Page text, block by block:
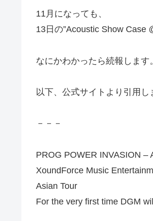
11月になっても、
13日の”Acoustic Show Case
なにかわかったら続報します。
以下、公式サイトより引用し
－－－
PROG POWER INVASION –
XoundForce Music
Asian Tour
For the very first time DGM